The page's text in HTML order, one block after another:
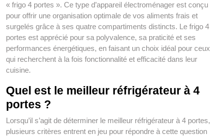
« frigo 4 portes ». Ce type d’appareil électroménager est conçu
pour offrir une organisation optimale de vos aliments frais et
surgelés grâce à ses quatre compartiments distincts. Le frigo 4
portes est apprécié pour sa polyvalence, sa praticité et ses
performances énergétiques, en faisant un choix idéal pour ceux
qui recherchent à la fois fonctionnalité et efficacité dans leur
cuisine.
Quel est le meilleur réfrigérateur à 4
portes ?
Lorsqu’il s’agit de déterminer le meilleur réfrigérateur à 4 portes,
plusieurs critères entrent en jeu pour répondre à cette question